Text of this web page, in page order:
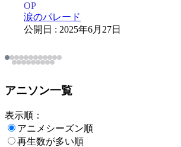
OP
涙のパレード
公開日 : 2025年6月27日
アニソン一覧
表示順：
アニメシーズン順
再生数が多い順